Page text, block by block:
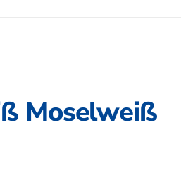
Moselweiß